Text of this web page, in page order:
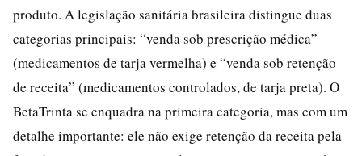
produto. A legislação sanitária brasileira distingue duas
categorias principais: “venda sob prescrição médica”
(medicamentos de tarja vermelha) e “venda sob retenção
de receita” (medicamentos controlados, de tarja preta). O
BetaTrinta se enquadra na primeira categoria, mas com um
detalhe importante: ele não exige retenção da receita pela